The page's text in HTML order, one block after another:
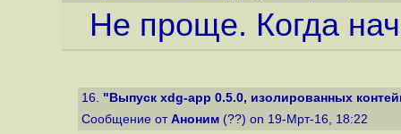
Не проще. Когда
16. "Выпуск xdg-app 0.5.0, изолированных
Сообщение от Аноним (??) on 19-Мрт-16, 18:22